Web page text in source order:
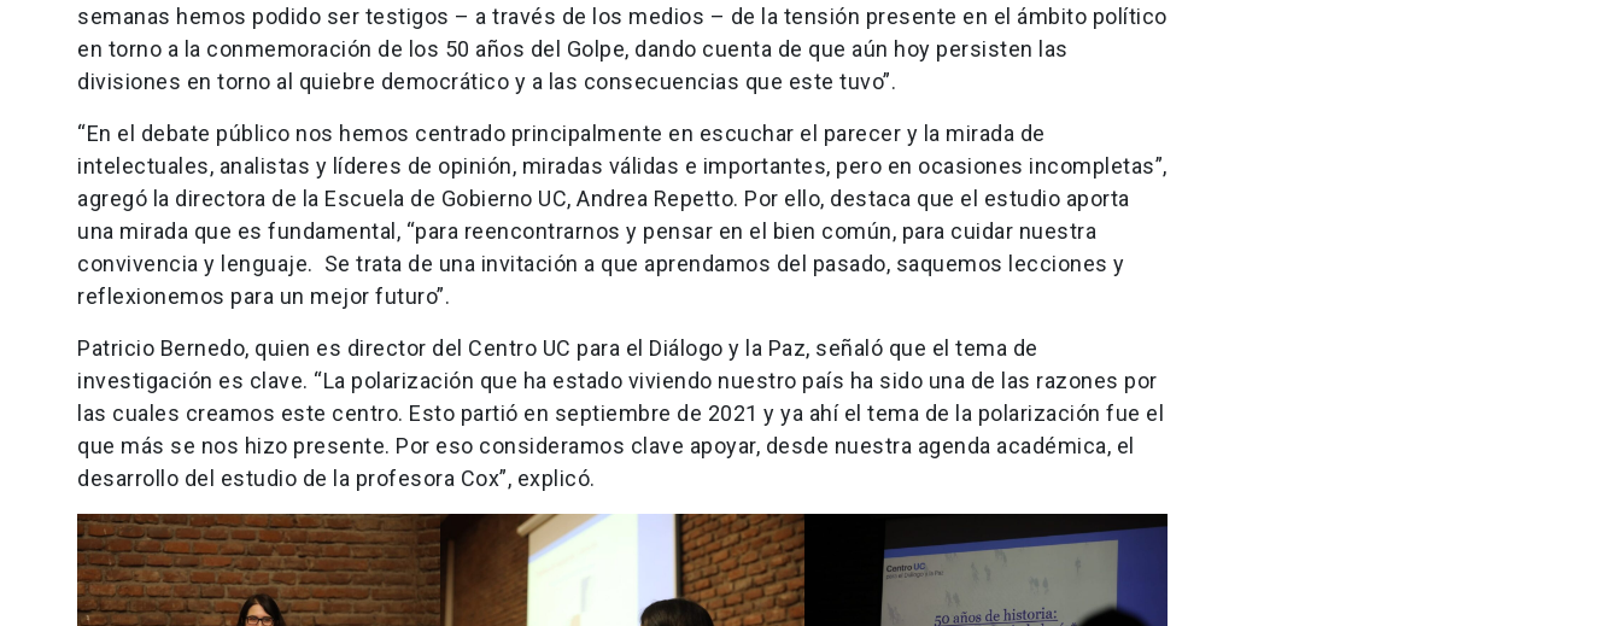
semanas hemos podido ser testigos – a través de los medios – de la tensión presente en el ámbito político
en torno a la conmemoración de los 50 años del Golpe, dando cuenta de que aún hoy persisten las
divisiones en torno al quiebre democrático y a las consecuencias que este tuvo”.
“En el debate público nos hemos centrado principalmente en escuchar el parecer y la mirada de
intelectuales, analistas y líderes de opinión, miradas válidas e importantes, pero en ocasiones incompletas”,
agregó la directora de la Escuela de Gobierno UC, Andrea Repetto. Por ello, destaca que el estudio aporta
una mirada que es fundamental, “para reencontrarnos y pensar en el bien común, para cuidar nuestra
convivencia y lenguaje. Se trata de una invitación a que aprendamos del pasado, saquemos lecciones y
reflexionemos para un mejor futuro”.
Patricio Bernedo, quien es director del Centro UC para el Diálogo y la Paz, señaló que el tema de
investigación es clave. “La polarización que ha estado viviendo nuestro país ha sido una de las razones por
las cuales creamos este centro. Esto partió en septiembre de 2021 y ya ahí el tema de la polarización fue el
que más se nos hizo presente. Por eso consideramos clave apoyar, desde nuestra agenda académica, el
desarrollo del estudio de la profesora Cox”, explicó.